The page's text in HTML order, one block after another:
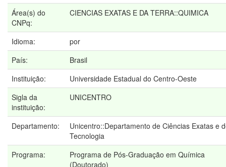
Área(s) do
CNPq:
CIENCIAS EXATAS E DA TERRA::QUIMICA
Idioma:
por
País:
Brasil
Instituição:
Universidade Estadual do Centro-Oeste
Sigla da
instituição:
UNICENTRO
Departamento:
Unicentro::Departamento de Ciências Exatas e
Tecnologia
Programa:
Programa de Pós-Graduação em Química
(Doutorado)